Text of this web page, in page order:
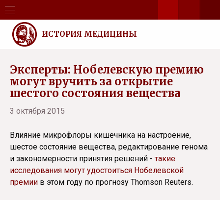
ИСТОРИЯ МЕДИЦИНЫ
Эксперты: Нобелевскую премию
могут вручить за открытие
шестого состояния вещества
3 октября 2015
Влияние микрофлоры кишечника на настроение,
шестое состояние вещества, редактирование генома
и закономерности принятия решений - такие
исследования могут удостоиться Нобелевской
премии в этом году по прогнозу Thomson Reuters.